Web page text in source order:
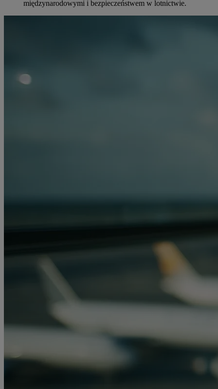
międzynarodowymi i bezpieczeństwem w lotnictwie.